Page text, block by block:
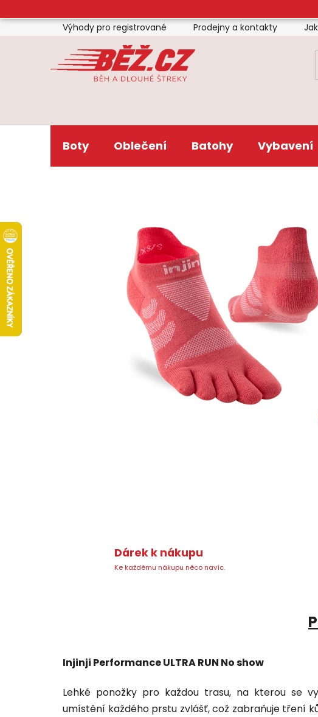
na
obsah
Výhody pro registrované Prodejny a kontakty
Boty Oblečení Batohy Vybavení
Dárek k nákupu
Ke každému nákupu něco navíc.
Injinji Performance ULTRA RUN No show
Lehké ponožky pro každou trasu, na kterou se
umístění každého prstu zvlášť, což zabraňuje tření